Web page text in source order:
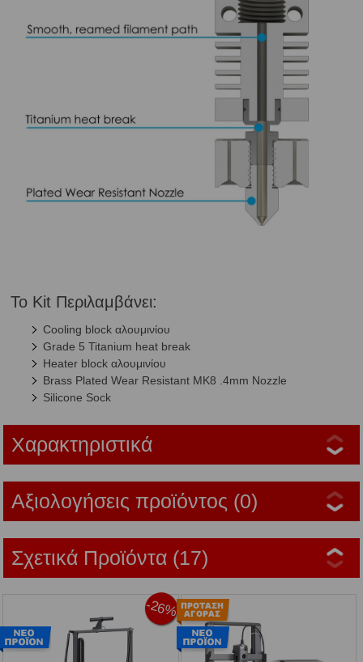
Το Kit Περιλαμβάνει:
Cooling block αλουμινίου
Grade 5 Titanium heat break
Heater block αλουμινίου
Brass Plated Wear Resistant MK8 .4mm Nozzle
Silicone Sock
Χαρακτηριστικά
Αξιολογήσεις προϊόντος (0)
Σχετικά Προϊόντα (17)
-26%